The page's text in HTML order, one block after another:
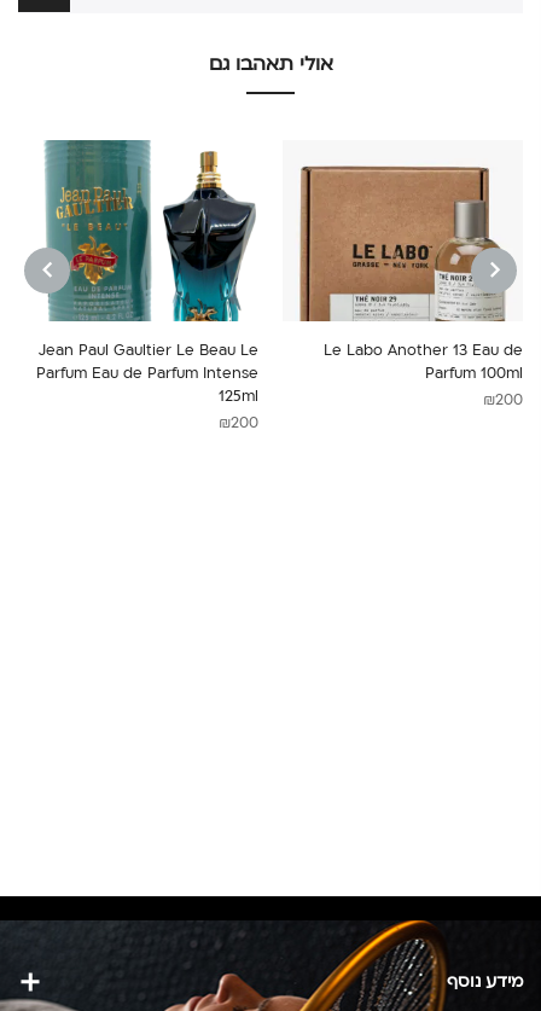
אולי תאהבו גם
PREVIOUS
Le Labo Another 13 Eau de
Parfum 100ml
₪200
Jean Paul Gaultier Le Beau Le
Parfum Eau de Parfum Intense
125ml
₪200
NEXT
מידע נוסף